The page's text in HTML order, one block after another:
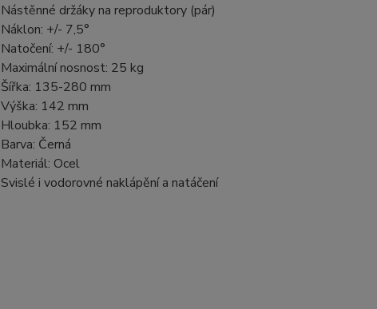
Nástěnné držáky na reproduktory (pár)
Náklon: +/- 7,5°
Natočení: +/- 180°
Maximální nosnost: 25 kg
Šířka: 135-280 mm
Výška: 142 mm
Hloubka: 152 mm
Barva: Černá
Materiál: Ocel
Svislé i vodorovné naklápění a natáčení